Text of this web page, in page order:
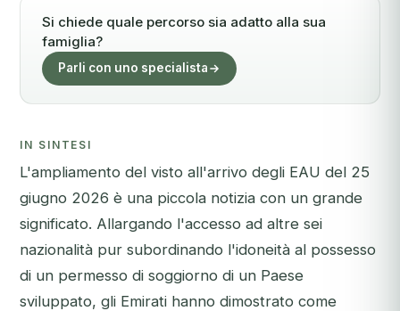
Si chiede quale percorso sia adatto alla sua
famiglia?
Parli con uno specialista
IN SINTESI
L'ampliamento del visto all'arrivo degli EAU del 25
giugno 2026 è una piccola notizia con un grande
significato. Allargando l'accesso ad altre sei
nazionalità pur subordinando l'idoneità al possesso
di un permesso di soggiorno di un Paese
sviluppato, gli Emirati hanno dimostrato come